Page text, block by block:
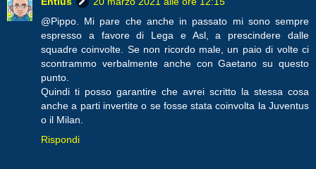
@Pippo. Mi pare che anche in passato mi sono sempre
espresso a favore di Lega e Asl, a prescindere dalle
squadre coinvolte. Se non ricordo male, un paio di volte ci
scontrammo verbalmente anche con Gaetano su questo
punto.
Quindi ti posso garantire che avrei scritto la stessa cosa
anche a parti invertite o se fosse stata coinvolta la Juventus
o il Milan.
Rispondi